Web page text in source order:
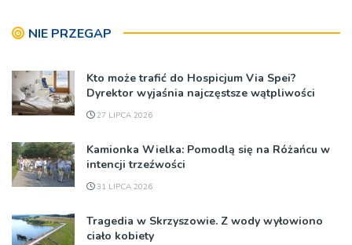
NIE PRZEGAP
Kto może trafić do Hospicjum Via Spei?
Dyrektor wyjaśnia najczęstsze wątpliwości
27 LIPCA 2026
Kamionka Wielka: Pomodlą się na Różańcu w
intencji trzeźwości
31 LIPCA 2026
Tragedia w Skrzyszowie. Z wody wyłowiono
ciało kobiety